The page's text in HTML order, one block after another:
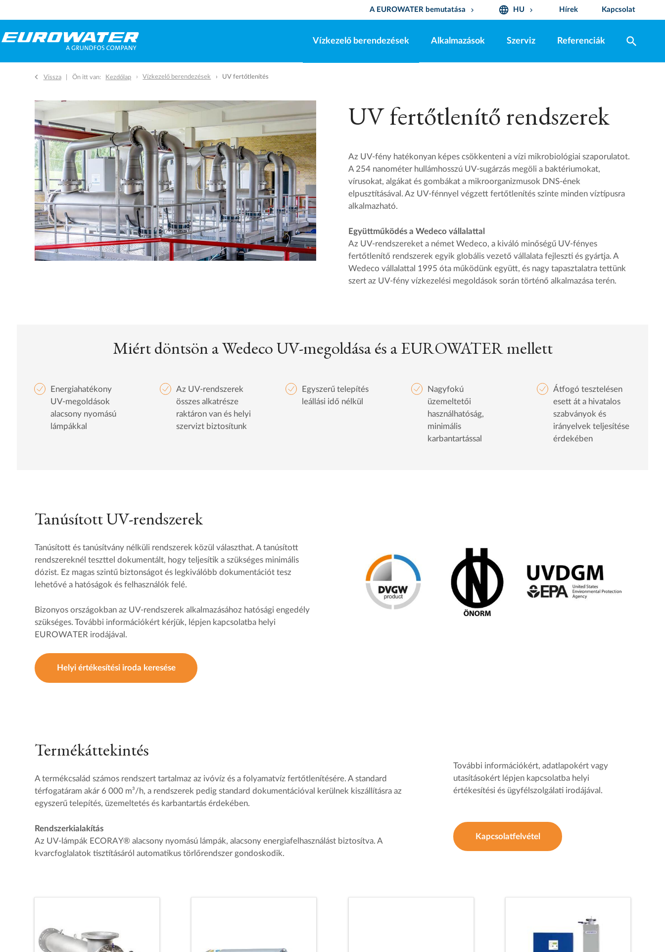
A EUROWATER bemutatása keyboard_arrow_down language HU keyboard_arrow_down Hírek Kapcsolat
Vízkezelő berendezések Alkalmazások Szerviz Referenciák search
Vissza Ön itt van: Kezdőlap Vízkezelő berendezések UV fertőtlenítés
UV fertőtlenítő rendszerek
Az UV-fény hatékonyan képes csökkenteni a vízi mikrobiológiai szaporulatot.
A 254 nanométer hullámhosszú UV-sugárzás megöli a baktériumokat,
vírusokat, algákat és gombákat a mikroorganizmusok DNS-ének
elpusztításával. Az UV-fénnyel végzett fertőtlenítés szinte minden víztípusra
alkalmazható.
Együttműködés a Wedeco vállalattal
Az UV-rendszereket a német Wedeco, a kiváló minőségű UV-fényes
fertőtlenítő rendszerek egyik globális vezető vállalata fejleszti és gyártja. A
Wedeco vállalattal 1995 óta működünk együtt, és nagy tapasztalatra tettünk
szert az UV-fény vízkezelési megoldások során történő alkalmazása terén.
Miért döntsön a Wedeco UV-megoldása és a EUROWATER mellett
Energiahatékony
UV-megoldások
alacsony nyomású
lámpákkal
Az UV-rendszerek
összes alkatrésze
raktáron van és helyi
szervizt biztosítunk
Egyszerű telepítés
leállási idő nélkül
Nagyfokú
üzemeltetői
használhatóság,
minimális
karbantartással
Átfogó tesztelésen
esett át a hivatalos
szabványok és
irányelvek teljesítése
érdekében
Tanúsított UV-rendszerek
Tanúsított és tanúsítvány nélküli rendszerek közül választhat. A tanúsított
rendszereknél teszttel dokumentált, hogy teljesítik a szükséges minimális
dózist. Ez magas szintű biztonságot és legkiválóbb dokumentációt tesz
lehetővé a hatóságok és felhasználók felé.
Bizonyos országokban az UV-rendszerek alkalmazásához hatósági engedély
szükséges. További információkért kérjük, lépjen kapcsolatba helyi
EUROWATER irodájával.
Helyi értékesítési iroda keresése
Termékáttekintés
A termékcsalád számos rendszert tartalmaz az ivóvíz és a folyamatvíz fertőtlenítésére. A standard
térfogatáram akár 6 000 m³/h, a rendszerek pedig standard dokumentációval kerülnek kiszállításra az
egyszerű telepítés, üzemeltetés és karbantartás érdekében.
Rendszerkialakítás
Az UV-lámpák ECORAY® alacsony nyomású lámpák, alacsony energiafelhasználást biztosítva. A
kvarcfoglalatok tisztításáról automatikus törlőrendszer gondoskodik.
További információkért, adatlapokért vagy
utasításokért lépjen kapcsolatba helyi
értékesítési és ügyfélszolgálati irodájával.
Kapcsolatfelvétel